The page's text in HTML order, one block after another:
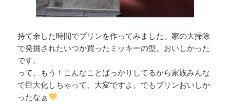
持て余した時間でプリンを作ってみました。家の大掃除
で発掘されたいつか買ったミッキーの型。おいしかった
です。
って、もう！こんなことばっかりしてるから家族みんな
で巨大化しちゃって、大変ですよ。でもプリンおいしか
ったなぁ